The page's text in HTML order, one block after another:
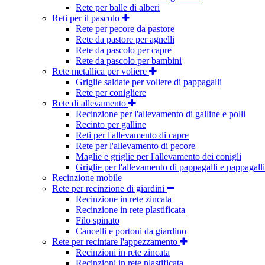
Rete per balle di alberi
Reti per il pascolo
Rete per pecore da pastore
Rete da pastore per agnelli
Rete da pascolo per capre
Rete da pascolo per bambini
Rete metallica per voliere
Griglie saldate per voliere di pappagalli
Rete per conigliere
Rete di allevamento
Recinzione per l'allevamento di galline e polli
Recinto per galline
Reti per l'allevamento di capre
Rete per l'allevamento di pecore
Maglie e griglie per l'allevamento dei conigli
Griglie per l'allevamento di pappagalli e
Recinzione mobile
Rete per recinzione di giardini
Recinzione in rete zincata
Recinzione in rete plastificata
Filo spinato
Cancelli e portoni da giardino
Rete per recintare l'appezzamento
Recinzioni in rete zincata